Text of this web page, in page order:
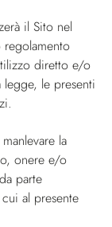
il Sito nel
diretto e/o
le presenti
la
onere e/o
parte
al presente